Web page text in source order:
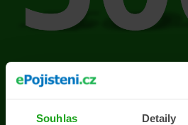
Souhlas Detaily
Na stránce se